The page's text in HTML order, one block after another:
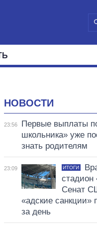
НОВОСТИ
23:56
Первые выплаты
школьника» уже
знать родителям
23:09 ИТОГИ
стадион
Сенат
«адские санкции»
за день